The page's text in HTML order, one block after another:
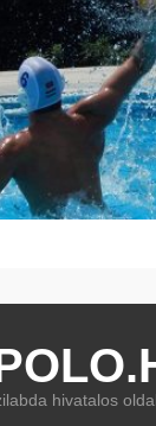
hivatalos